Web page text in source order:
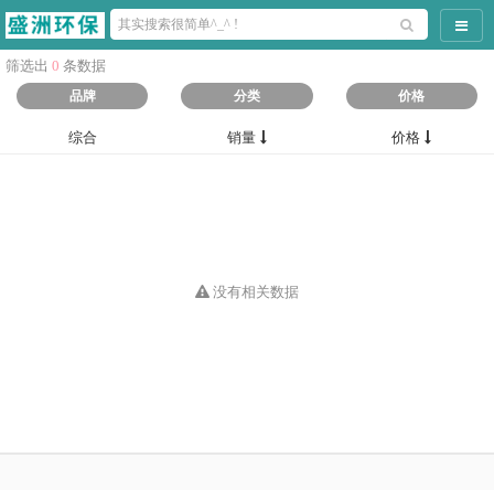
导航
筛选出 0 条数据
品牌 分类 价格
综合 销量 价格
没有相关数据